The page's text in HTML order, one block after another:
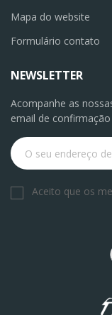
Mapa do website
Formulário contato
NEWSLETTER
Acompanhe as
email de
Aceito que os